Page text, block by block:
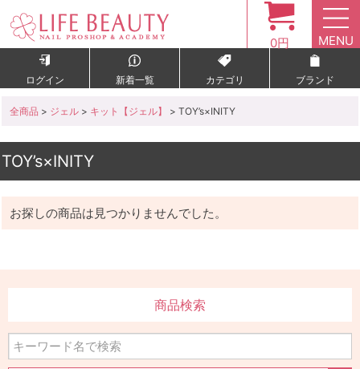
0円 MENU
ログイン 新着一覧 カテゴリ ブランド
全商品 > ジェル > キット【ジェル】 > TOY’s×INITY
TOY’s×INITY
お探しの商品は見つかりませんでした。
商品検索